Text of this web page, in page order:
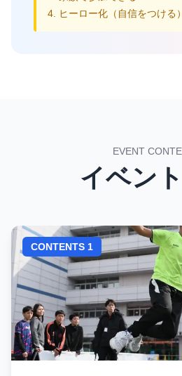
4. ヒーロー化（自信をつける）
EVENT
イベン
CONTENTS 1